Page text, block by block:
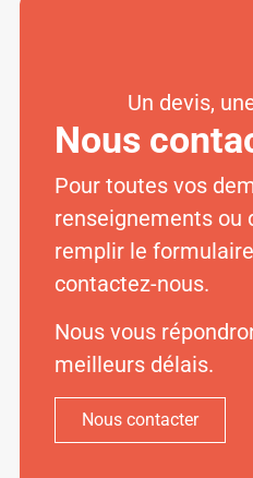
Un devis,
Nous
Pour toutes vos
renseignements ou
remplir le
contactez-nous.
Nous vous
meilleurs délais.
Nous contacter